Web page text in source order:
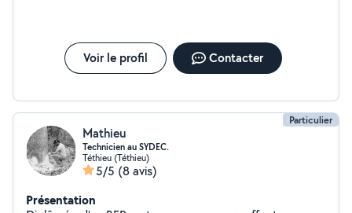
Voir le profil Contacter
Particulier
Mathieu
Technicien au SYDEC.
Téthieu (Téthieu)
5/5 (8 avis)
Présentation